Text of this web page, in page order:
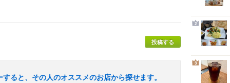
投稿する
ると、その人のオススメのお店から探せます。
2
3